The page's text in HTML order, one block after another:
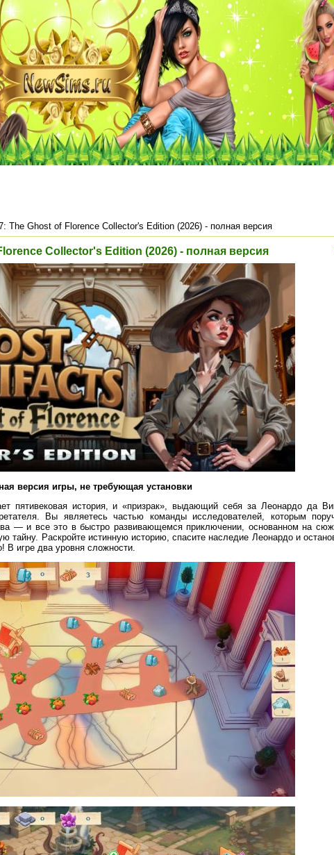
The Ghost of Florence Collector's Edition (2026) - полная версия
Collector's Edition (2026) - полная версия
версия игры, не требующая установки
пятивековая история, и «призрак», выдающий себя за Леонардо да
Вы являетесь частью команды исследователей, которым
— и все это в быстро развивающемся приключении, основанном на
тайну. Раскройте истинную историю, спасите наследие Леонардо и
В игре два уровня сложности.